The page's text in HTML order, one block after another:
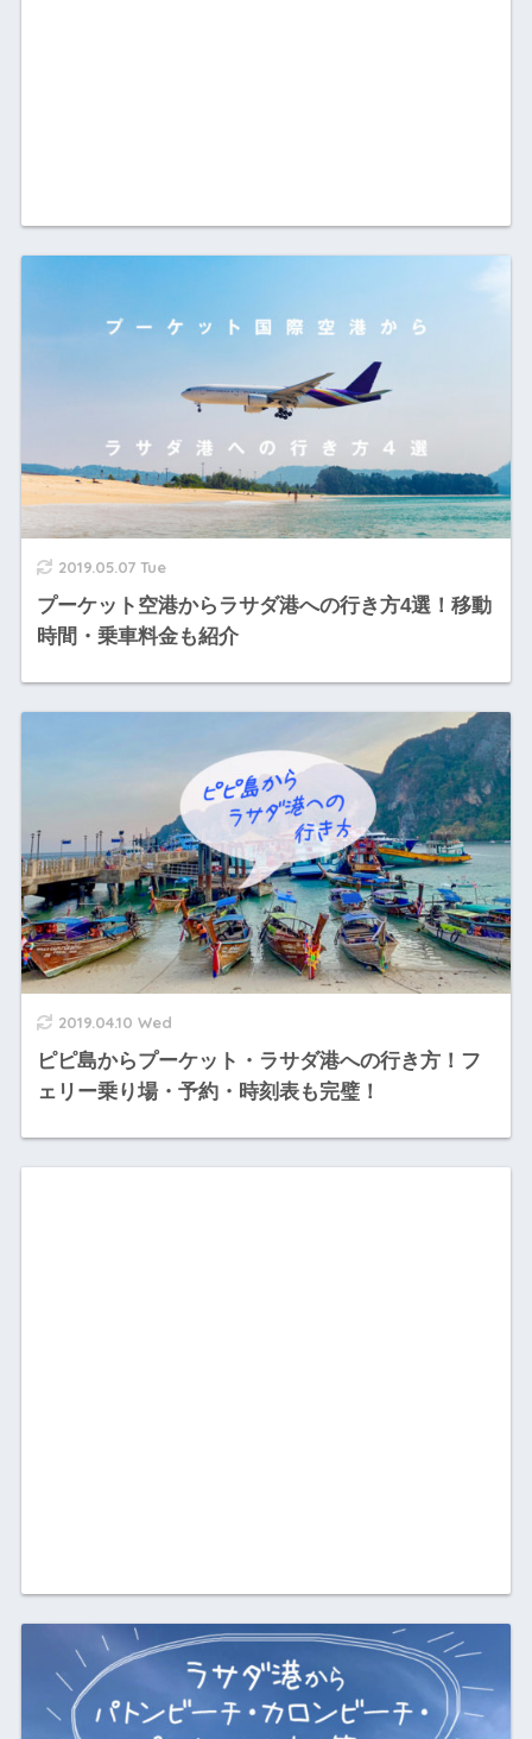
2019.05.07 Tue
プーケット空港からラサダ港への行き方4選！移動
時間・乗車料金も紹介
2019.04.10 Wed
ピピ島からプーケット・ラサダ港への行き方！フ
ェリー乗り場・予約・時刻表も完璧！